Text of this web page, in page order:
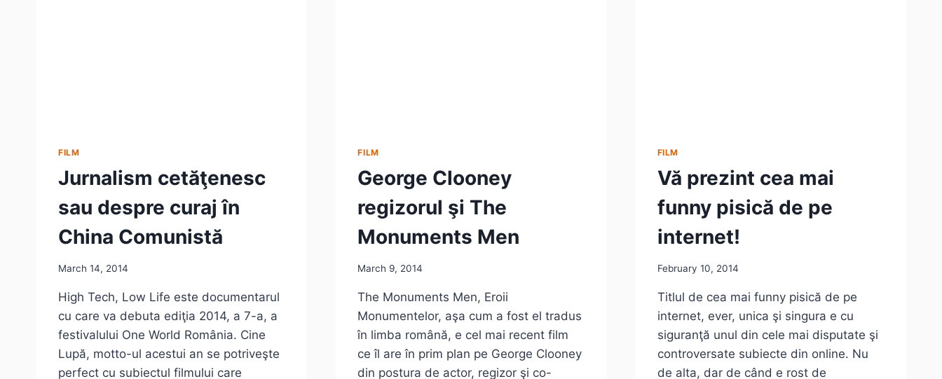
FILM
Jurnalism cetăţenesc
sau despre curaj în
China Comunistă
March 14, 2014
High Tech, Low Life este documentarul
cu care va debuta ediţia 2014, a 7-a, a
festivalului One World România. Cine
Lupă, motto-ul acestui an se potriveşte
perfect cu subiectul filmului care
FILM
George Clooney
regizorul şi The
Monuments Men
March 9, 2014
The Monuments Men, Eroii
Monumentelor, aşa cum a fost el tradus
în limba română, e cel mai recent film
ce îl are în prim plan pe George Clooney
din postura de actor, regizor şi co-
FILM
Vă prezint cea mai
funny pisică de pe
internet!
February 10, 2014
Titlul de cea mai funny pisică de pe
internet, ever, unica şi singura e cu
siguranţă unul din cele mai disputate şi
controversate subiecte din online. Nu
de alta, dar de când e rost de